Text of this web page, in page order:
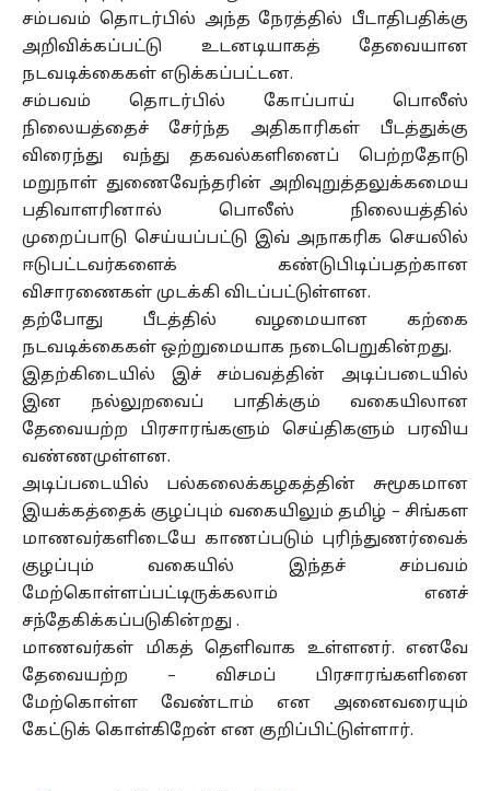
சம்பவம் தொடர்பில் அந்த நேரத்தில் பீடாதிபதிக்கு
அறிவிக்கப்பட்டு உடனடியாகத் தேவையான
நடவடிக்கைகள் எடுக்கப்பட்டன.
சம்பவம் தொடர்பில் கோப்பாய் பொலீஸ்
நிலையத்தைச் சேர்ந்த அதிகாரிகள் பீடத்துக்கு
விரைந்து வந்து தகவல்களினைப் பெற்றதோடு
மறுநாள் துணைவேந்தரின் அறிவுறுத்தலுக்கமைய
பதிவாளரினால் பொலீஸ் நிலையத்தில்
முறைப்பாடு செய்யப்பட்டு இவ் அநாகரிக செயலில்
ஈடுபட்டவர்களைக் கண்டுபிடிப்பதற்கான
விசாரணைகள் முடக்கி விடப்பட்டுள்ளன.
தற்போது பீடத்தில் வழமையான கற்கை
நடவடிக்கைகள் ஒற்றுமையாக நடைபெறுகின்றது.
இதற்கிடையில் இச் சம்பவத்தின் அடிப்படையில்
இன நல்லுறவைப் பாதிக்கும் வகையிலான
தேவையற்ற பிரசாரங்களும் செய்திகளும் பரவிய
வண்ணமுள்ளன.
அடிப்படையில் பல்கலைக்கழகத்தின் சுமூகமான
இயக்கத்தைக் குழப்பும் வகையிலும் தமிழ் – சிங்கள
மாணவர்களிடையே காணப்படும் புரிந்துணர்வைக்
குழப்பும் வகையில் இந்தச் சம்பவம்
மேற்கொள்ளப்பட்டிருக்கலாம் எனச்
சந்தேகிக்கப்படுகின்றது .
மாணவர்கள் மிகத் தெளிவாக உள்ளனர். எனவே
தேவையற்ற – விசமப் பிரசாரங்களினை
மேற்கொள்ள வேண்டாம் என அனைவரையும்
கேட்டுக் கொள்கிறேன் என குறிப்பிட்டுள்ளார்.